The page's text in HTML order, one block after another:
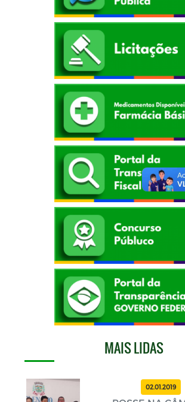
MAIS LIDAS
02.01.2019